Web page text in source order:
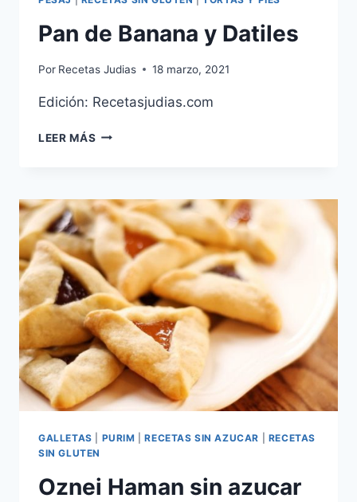
Pan de Banana y Datiles
Por Recetas Judias 18 marzo, 2021
Edición: Recetasjudias.com
LEER MÁS PAN
DATILES
GALLETAS PURIM |RECETAS SIN AZUCAR
RECETAS
SIN GLUTEN
Oznei Haman sin azucar